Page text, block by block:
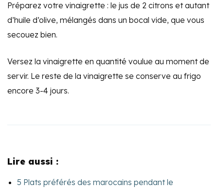
Préparez votre vinaigrette : le jus de 2 citrons et autant
d’huile d’olive, mélangés dans un bocal vide, que vous
secouez bien.
Versez la vinaigrette en quantité voulue au moment de
servir. Le reste de la vinaigrette se conserve au frigo
encore 3-4 jours.
Lire aussi :
5 Plats préférés des marocains pendant le